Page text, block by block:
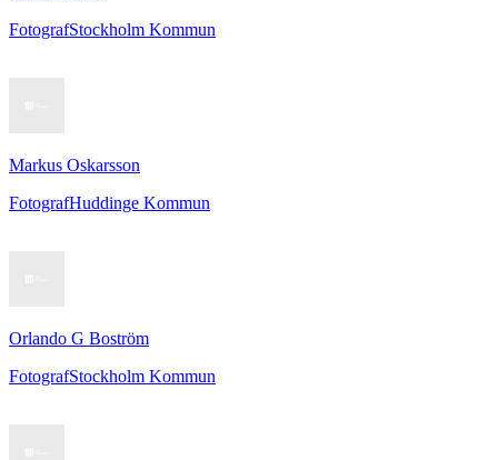
FotografStockholm Kommun
Markus Oskarsson
FotografHuddinge Kommun
Orlando G Boström
FotografStockholm Kommun